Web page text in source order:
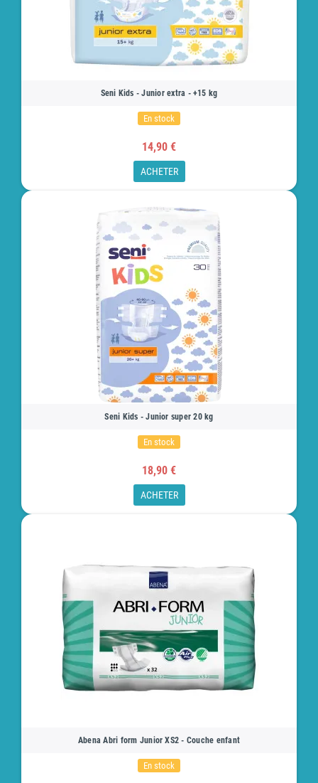
Seni Kids - Junior extra - +15 kg
En stock
14,90 €
ACHETER
Seni Kids - Junior super 20 kg
En stock
18,90 €
ACHETER
Abena Abri form Junior XS2 - Couche enfant
En stock